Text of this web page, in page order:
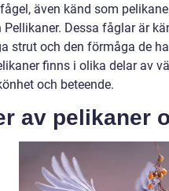
även känd som
Dessa fåglar är
strut och den förmåga de
finns i olika delar av
och beteende.
av pelikaner